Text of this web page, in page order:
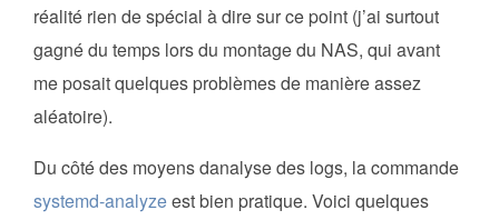
réalité rien de spécial à dire sur ce point (j’ai surtout
gagné du temps lors du montage du NAS, qui avant
me posait quelques problèmes de manière assez
aléatoire).
Du côté des moyens danalyse des logs, la commande
systemd-analyzeest bien pratique. Voici quelques